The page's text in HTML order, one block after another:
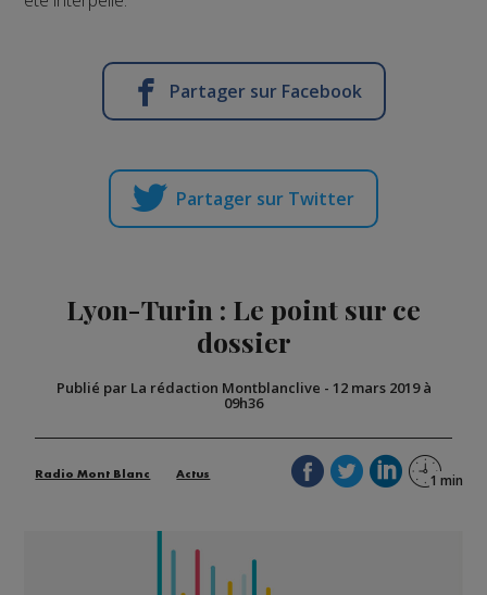
Partager sur Facebook
Partager sur Twitter
Lyon-Turin : Le point sur ce
dossier
Publié par La rédaction Montblanclive - 12 mars 2019 à
09h36
Radio Mont Blanc Actus